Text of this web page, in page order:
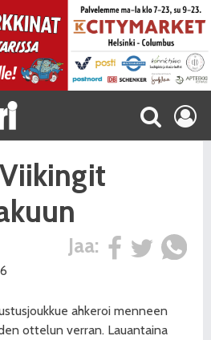
Jaa:
ahkeroi menneen
ottelun verran. Lauantaina